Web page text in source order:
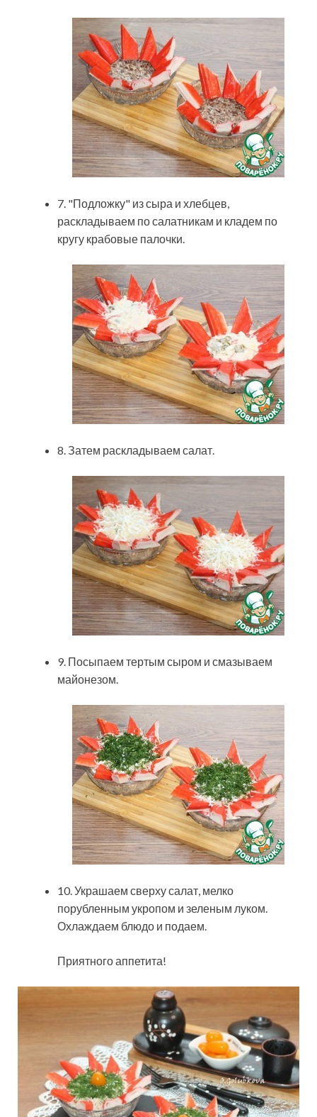
7. "Подложку" из сыра и хлебцев,
раскладываем по салатникам и кладем по
кругу крабовые палочки.
8. Затем раскладываем салат.
9. Посыпаем тертым сыром и смазываем
майонезом.
10. Украшаем сверху салат, мелко
порубленным укропом и зеленым луком.
Охлаждаем блюдо и подаем.
Приятного аппетита!